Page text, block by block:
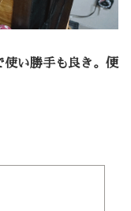
使い勝手も良き。便